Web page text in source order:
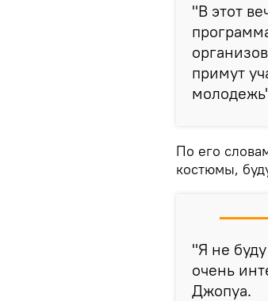
"В этот
примут
По его
костюмы,
"Я не
очень
Джопуа.